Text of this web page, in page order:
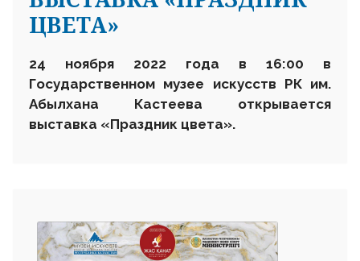
ЦВЕТА»
24 ноября 2022 года в 16:00 в
Государственном музее искусств РК им.
Абылхана Кастеева открывается
выставка «Праздник цвета».